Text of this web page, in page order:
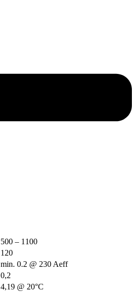
500 – 1100
120
min. 0.2 @ 230 Aeff
0,2
4,19 @ 20°C